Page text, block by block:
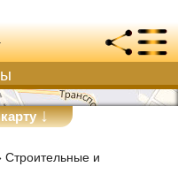
↓
Строительные и